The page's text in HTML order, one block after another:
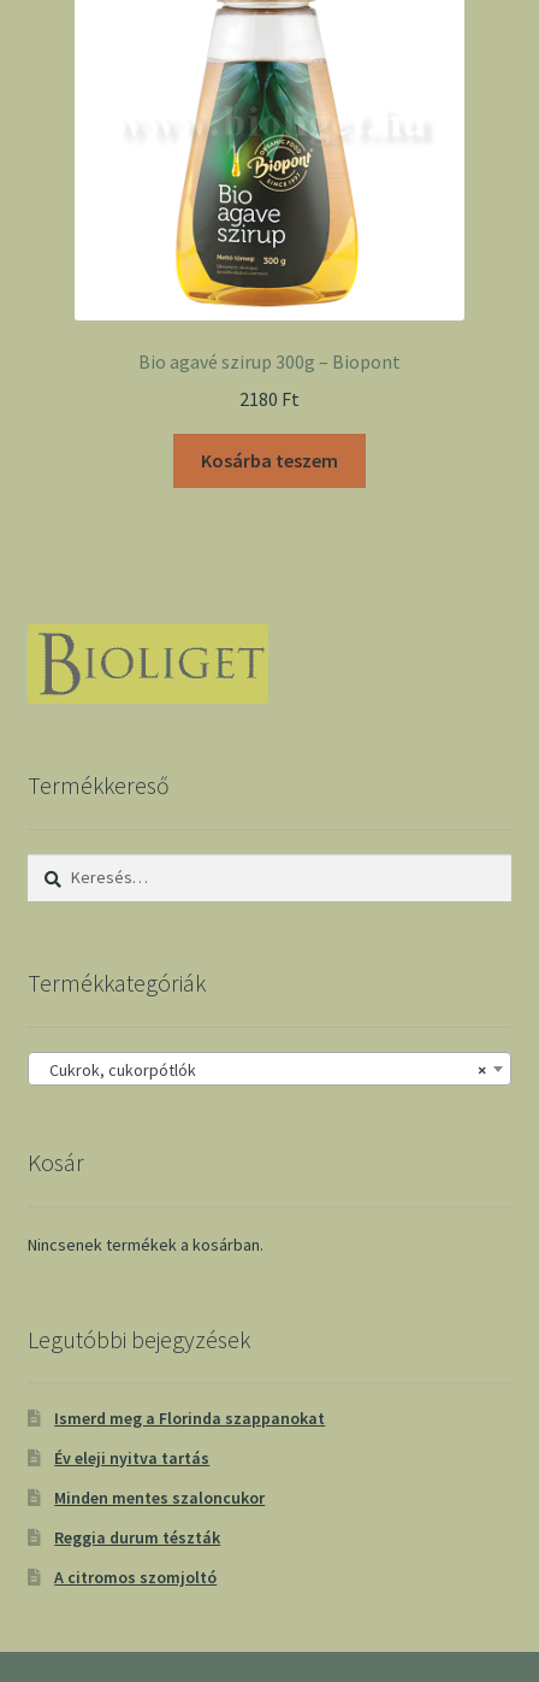
Bio agavé szirup 300g – Biopont
2180 Ft
Kosárba teszem
Termékkereső
Keresés:
Termékkategóriák
×
Cukrok, cukorpótlók
Kosár
Nincsenek termékek a kosárban.
Legutóbbi bejegyzések
Ismerd meg a Florinda szappanokat
Év eleji nyitva tartás
Minden mentes szaloncukor
Reggia durum tészták
A citromos szomjoltó